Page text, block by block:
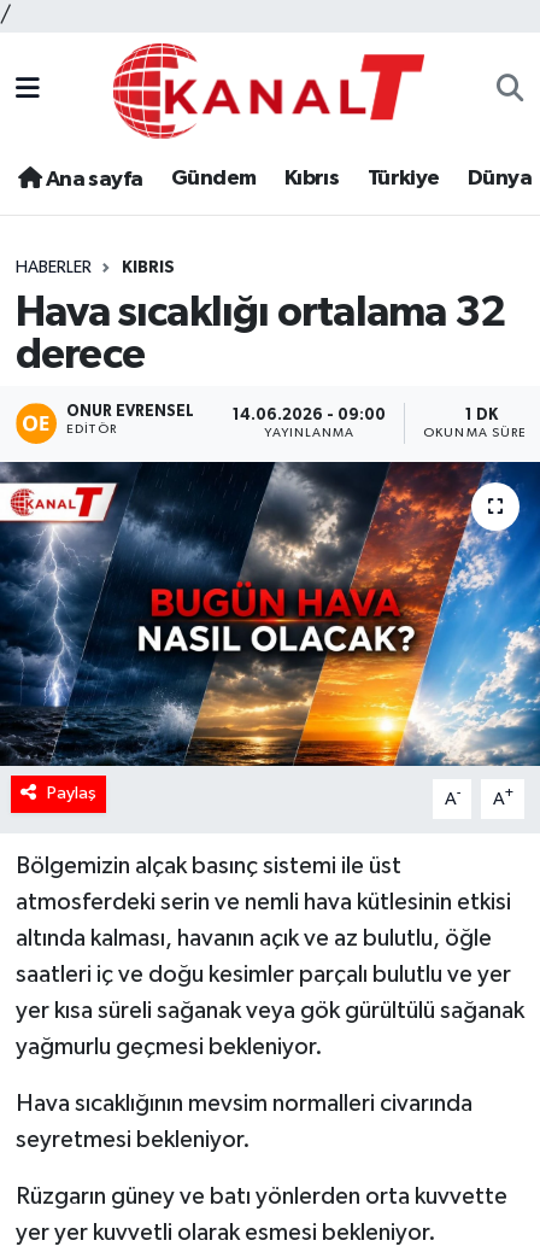
/
Ana sayfa Gündem Kıbrıs Türkiye Dünya
HABERLER KIBRIS
Hava sıcaklığı ortalama 32
derece
ONUR EVRENSEL
EDITÖR
14.06.2026 - 09:00
YAYINLANMA
1 DK
OKUNMA SÜRESI
Paylaş A- A+
Bölgemizin alçak basınç sistemi ile üst
atmosferdeki serin ve nemli hava kütlesinin etkisi
altında kalması, havanın açık ve az bulutlu, öğle
saatleri iç ve doğu kesimler parçalı bulutlu ve yer
yer kısa süreli sağanak veya gök gürültülü sağanak
yağmurlu geçmesi bekleniyor.
Hava sıcaklığının mevsim normalleri civarında
seyretmesi bekleniyor.
Rüzgarın güney ve batı yönlerden orta kuvvette
yer yer kuvvetli olarak esmesi bekleniyor.